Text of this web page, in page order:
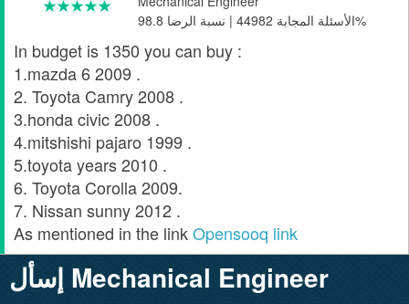
الأسئلة المجابة 44982 | نسبة الرضا 98.8%
In budget is 1350 you can buy :
1.mazda 6 2009 .
2. Toyota Camry 2008 .
3.honda civic 2008 .
4.mitshishi pajaro 1999 .
5.toyota years 2010 .
6. Toyota Corolla 2009.
7. Nissan sunny 2012 .
As mentioned in the linkOpensooq link
إسأل Mechanical Engineer